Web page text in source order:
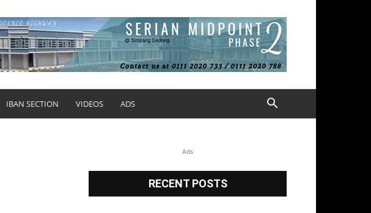
IBAN SECTION VIDEOS ADS
Ads
RECENT POSTS